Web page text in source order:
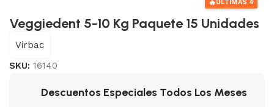
🔥ÚLTIMAS 4
Veggiedent 5-10 Kg Paquete 15 Unidades
Virbac
SKU: 16140
Descuentos Especiales Todos Los Meses